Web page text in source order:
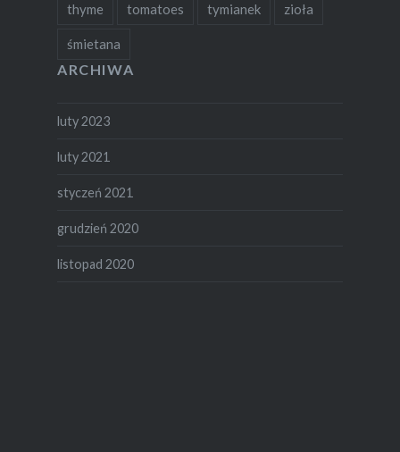
thyme tomatoes tymianek zioła
śmietana
ARCHIWA
luty 2023
luty 2021
styczeń 2021
grudzień 2020
listopad 2020